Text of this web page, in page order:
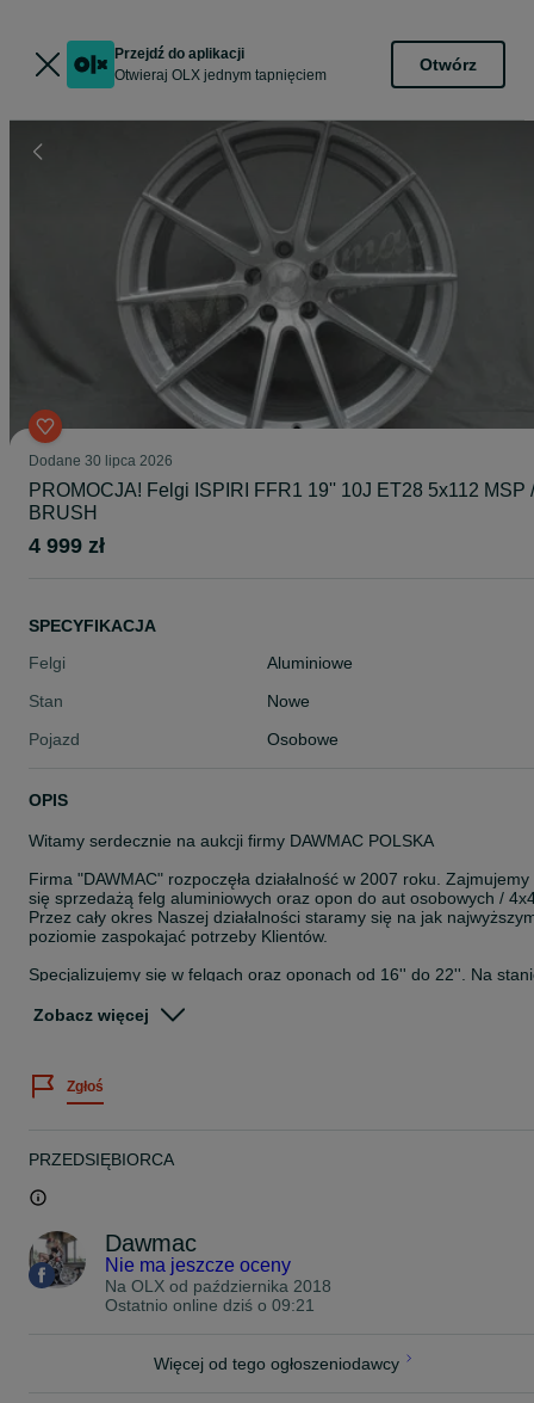
Przejdź do aplikacji
Otwieraj OLX jednym tapnięciem
Otwórz
Dodane 30 lipca 2026
PROMOCJA! Felgi ISPIRI FFR1 19'' 10J ET28 5x112 MSP /
BRUSH
4 999 zł
SPECYFIKACJA
Felgi
Aluminiowe
Stan
Nowe
Pojazd
Osobowe
OPIS
Witamy serdecznie na aukcji firmy DAWMAC POLSKA
Firma "DAWMAC" rozpoczęła działalność w 2007 roku. Zajmujemy
się sprzedażą felg aluminiowych oraz opon do aut osobowych /
Przez cały okres Naszej działalności staramy się na jak
poziomie zaspokajać potrzeby Klientów.
Specjalizujemy się w felgach oraz oponach od 16'' do 22''. Na
przedstawicielem takich Firm jak: ISPIRI, OEMS, VEEMANN,
Zawsze staramy się stanąć na wysokości zadania jeśli chodzi o
pomoc w doborze felg do Państwa auta.
Waga felg (może się różnić w zależności od ET)
9J - 10,9kg
Max Load 690 kg
Zobacz więcej
Zgłoś
PRZEDSIĘBIORCA
Dawmac
Nie ma jeszcze oceny
Na OLX od października 2018
Ostatnio online dziś o 09:21
Więcej od tego ogłoszeniodawcy